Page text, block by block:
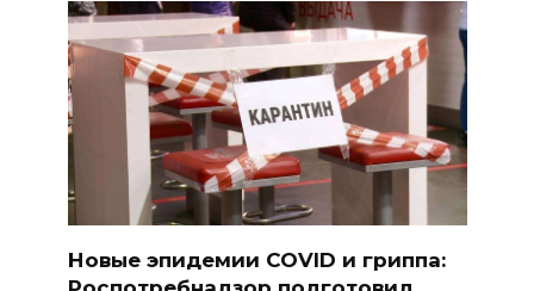
Новые эпидемии COVID и гриппа: